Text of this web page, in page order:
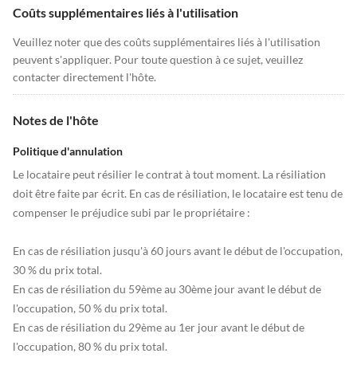
Coûts supplémentaires liés à l'utilisation
Veuillez noter que des coûts supplémentaires liés à l'utilisation
peuvent s'appliquer. Pour toute question à ce sujet, veuillez
contacter directement l'hôte.
Notes de l'hôte
Politique d'annulation
Le locataire peut résilier le contrat à tout moment. La résiliation
doit être faite par écrit. En cas de résiliation, le locataire est tenu de
compenser le préjudice subi par le propriétaire :
En cas de résiliation jusqu'à 60 jours avant le début de l'occupation,
30 % du prix total.
En cas de résiliation du 59ème au 30ème jour avant le début de
l'occupation, 50 % du prix total.
En cas de résiliation du 29ème au 1er jour avant le début de
l'occupation, 80 % du prix total.